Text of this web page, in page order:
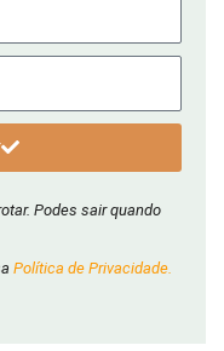
Podes sair quando
Política de Privacidade.